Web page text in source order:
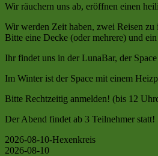
Wir räuchern uns ab, eröffnen einen
Wir werden Zeit haben, zwei Reisen
Bitte eine Decke (oder mehrere) und
Ihr findet uns in der LunaBar, der
Im Winter ist der Space mit einem
Bitte Rechtzeitig anmelden! (bis 12
Der Abend findet ab 3 Teilnehmer statt!
2026-08-10-Hexenkreis
2026-08-10